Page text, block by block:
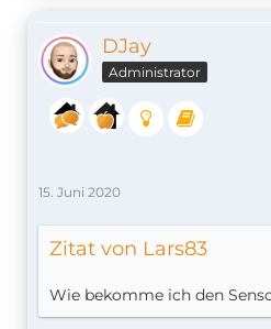
DJay
Administrator
15. Juni 2020
Zitat von Lars83
Wie bekomme ich den